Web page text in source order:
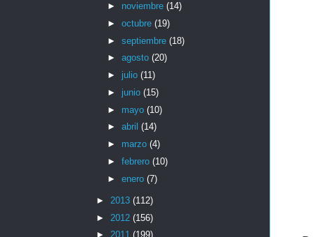
► noviembre (14)
► octubre (19)
► septiembre (18)
► agosto (20)
► julio (11)
► junio (15)
► mayo (10)
► abril (14)
► marzo (4)
► febrero (10)
► enero (7)
► 2013 (112)
► 2012 (156)
► 2011 (199)